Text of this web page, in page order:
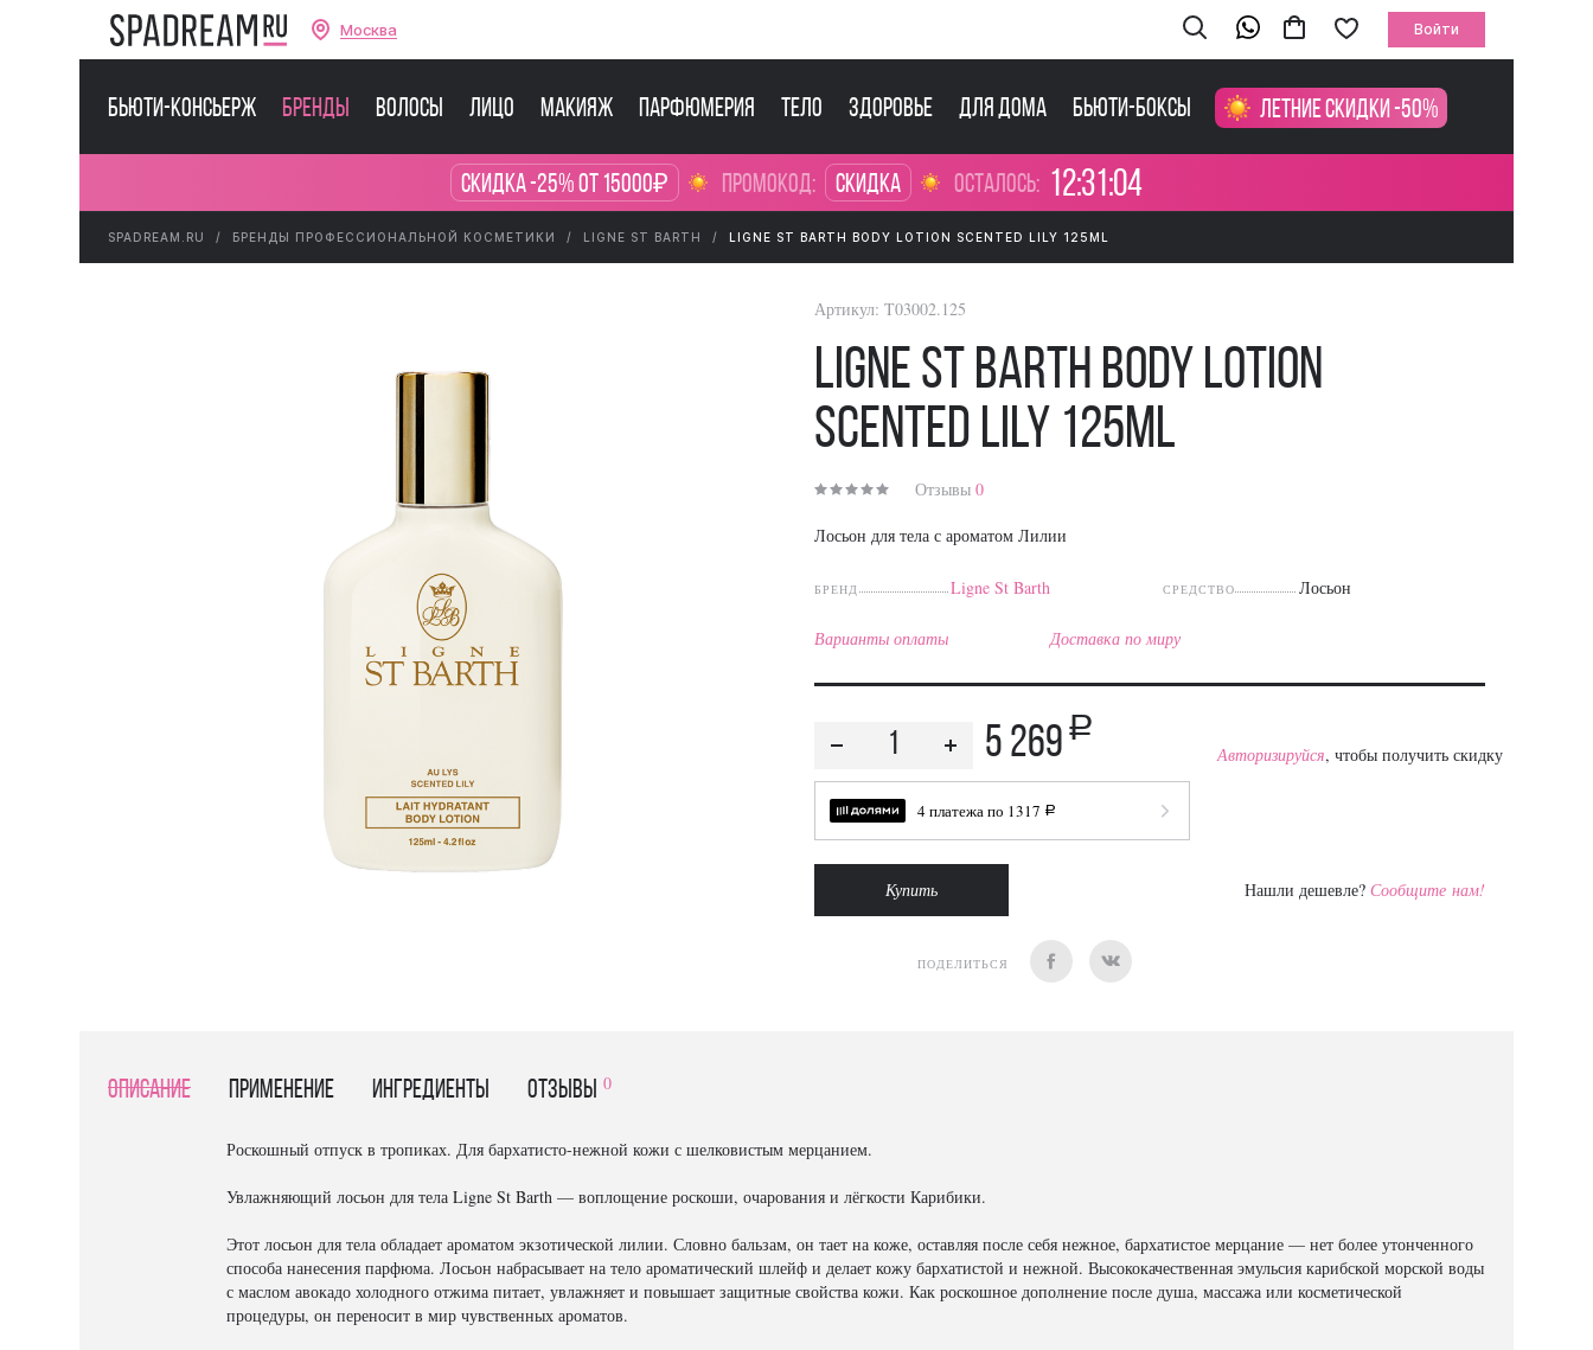
Москва Войти
Бьюти-консьерж Бренды Волосы Лицо Макияж Парфюмерия Тело Здоровье Для дома Бьюти-боксы Летние скидки -50%
Скидка -25% от 15000₽ промокод: Скидка осталось: 12:31:03
SPADREAM.RU БРЕНДЫ ПРОФЕССИОНАЛЬНОЙ КОСМЕТИКИ LIGNE ST BARTH LIGNE ST BARTH BODY LOTION SCENTED LILY 125ML
Артикул: T03002.125
Ligne St Barth Body Lotion
Scented Lily 125ml
Отзывы0
Лосьон для тела с ароматом Лилии
БРЕНД Ligne St Barth СРЕДСТВО Лосьон
Варианты оплаты Доставка по миру
5 269 a
Авторизируйся, чтобы получить скидку
4 платежа по 1317 a
Купить Нашли дешевле? Сообщите нам!
ПОДЕЛИТЬСЯ
Описание Применение Ингредиенты отзывы 0
Роскошный отпуск в тропиках. Для бархатисто-нежной кожи с шелковистым мерцанием.
Увлажняющий лосьон для тела Ligne St Barth — воплощение роскоши, очарования и лёгкости Карибики.
Этот лосьон для тела обладает ароматом экзотической лилии. Словно бальзам, он тает на коже, оставляя после себя нежное, бархатистое мерцание — нет более утонченного
способа нанесения парфюма. Лосьон набрасывает на тело ароматический шлейф и делает кожу бархатистой и нежной. Высококачественная эмульсия карибской морской воды
с маслом авокадо холодного отжима питает, увлажняет и повышает защитные свойства кожи. Как роскошное дополнение после душа, массажа или косметической
процедуры, он переносит в мир чувственных ароматов.